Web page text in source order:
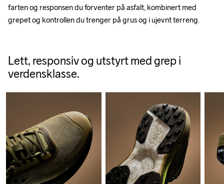
farten og responsen du forventer på asfalt, kombinert med
grepet og kontrollen du trenger på grus og i ujevnt terreng.
Lett, responsiv og utstyrt med grep i
verdensklasse.